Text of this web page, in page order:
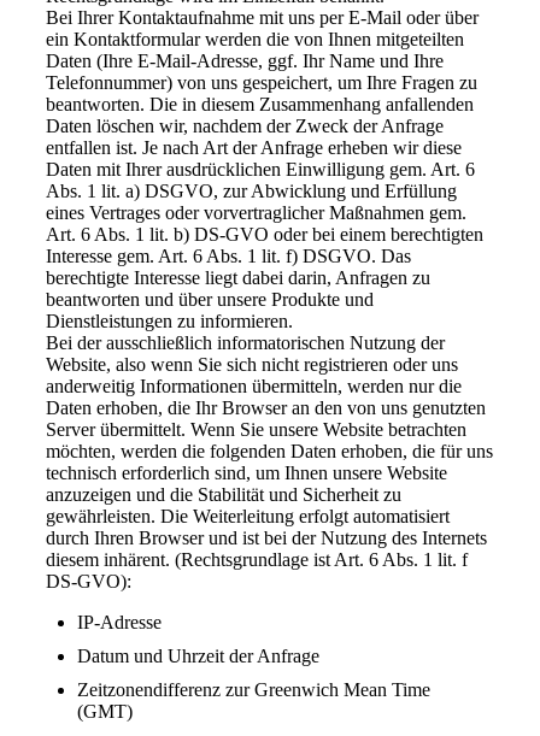
Bei Ihrer Kontaktaufnahme mit uns per E-Mail oder über
ein Kontaktformular werden die von Ihnen mitgeteilten
Daten (Ihre E-Mail-Adresse, ggf. Ihr Name und Ihre
Telefonnummer) von uns gespeichert, um Ihre Fragen zu
beantworten. Die in diesem Zusammenhang anfallenden
Daten löschen wir, nachdem der Zweck der Anfrage
entfallen ist. Je nach Art der Anfrage erheben wir diese
Daten mit Ihrer ausdrücklichen Einwilligung gem. Art. 6
Abs. 1 lit. a) DSGVO, zur Abwicklung und Erfüllung
eines Vertrages oder vorvertraglicher Maßnahmen gem.
Art. 6 Abs. 1 lit. b) DS-GVO oder bei einem berechtigten
Interesse gem. Art. 6 Abs. 1 lit. f) DSGVO. Das
berechtigte Interesse liegt dabei darin, Anfragen zu
beantworten und über unsere Produkte und
Dienstleistungen zu informieren.
Bei der ausschließlich informatorischen Nutzung der
Website, also wenn Sie sich nicht registrieren oder uns
anderweitig Informationen übermitteln, werden nur die
Daten erhoben, die Ihr Browser an den von uns genutzten
Server übermittelt. Wenn Sie unsere Website betrachten
möchten, werden die folgenden Daten erhoben, die für uns
technisch erforderlich sind, um Ihnen unsere Website
anzuzeigen und die Stabilität und Sicherheit zu
gewährleisten. Die Weiterleitung erfolgt automatisiert
durch Ihren Browser und ist bei der Nutzung des Internets
diesem inhärent. (Rechtsgrundlage ist Art. 6 Abs. 1 lit. f
DS-GVO):
IP-Adresse
Datum und Uhrzeit der Anfrage
Zeitzonendifferenz zur Greenwich Mean Time
(GMT)